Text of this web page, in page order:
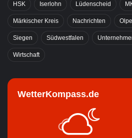
HSK Iserlohn Lüdenscheid
Märkischer Kreis Nachrichten Olpe
Siegen Südwestfalen
Wirtschaft
WetterKompass.de